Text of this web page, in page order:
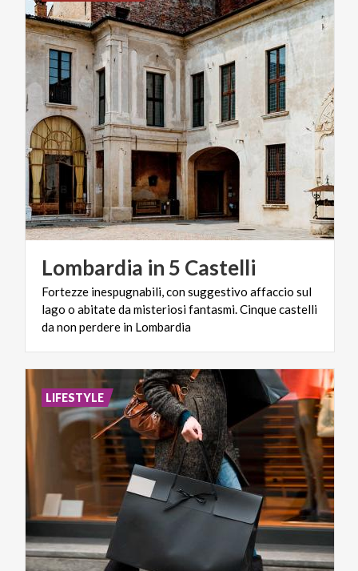
Lombardia in 5 Castelli
Fortezze inespugnabili, con suggestivo affaccio sul
lago o abitate da misteriosi fantasmi. Cinque castelli
da non perdere in Lombardia
LIFESTYLE